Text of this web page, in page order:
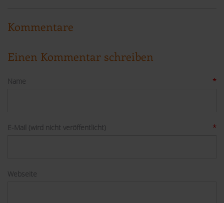
Kommentare
Einen Kommentar schreiben
Name *
E-Mail (wird nicht veröffentlicht) *
Webseite